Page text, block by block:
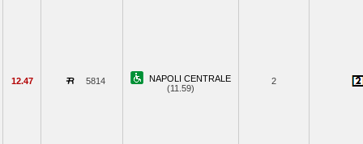
12.47 5814
NAPOLI CENTRALE
(11.59)
2